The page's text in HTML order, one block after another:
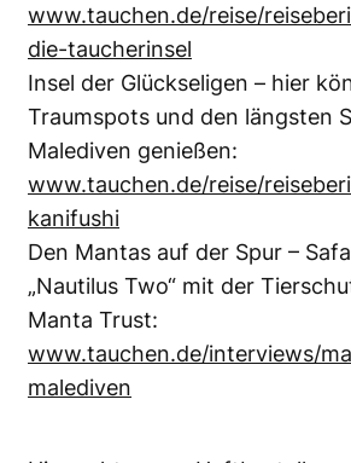
www.tauchen.de/reise/
die-taucherinsel
Insel der Glückseligen – hier
Traumspots und den längsten
Malediven genießen:
www.tauchen.de/reise/
kanifushi
Den Mantas auf der Spur –
„Nautilus Two“ mit der
Manta Trust:
www.tauchen.de/interviews/
malediven